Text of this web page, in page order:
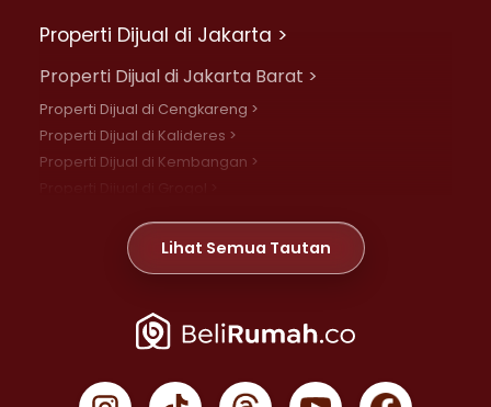
Properti Dijual di Jakarta >
Properti Dijual di Jakarta Barat >
Properti Dijual di Cengkareng >
Properti Dijual di Kalideres >
Properti Dijual di Kembangan >
Properti Dijual di Meruya >
Properti Dijual di Jelambar >
Properti Dijual di Jakarta Pusat >
Properti Dijual di Gambir >
Lihat Semua Tautan